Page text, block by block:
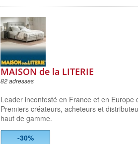
MAISON de la LITERIE
82 adresses
Leader incontesté en France et en Europe
Premiers créateurs, acheteurs et
haut de gamme.
-30%